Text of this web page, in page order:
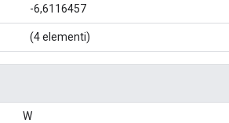
-6,6116457
(4 elementi)
W